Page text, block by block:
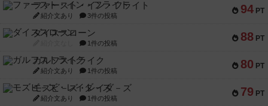
94 PT
ファースト・イン・フライト
紹介文あり 3件の投稿
88 PT
ダイススローン
1件の投稿
80 PT
ガルフストライク
紹介文あり 1件の投稿
79 PT
モズビ－ズ・レイダ－ズ
紹介文あり 1件の投稿